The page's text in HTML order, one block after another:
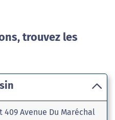
trouvez les
409 Avenue Du Maréchal